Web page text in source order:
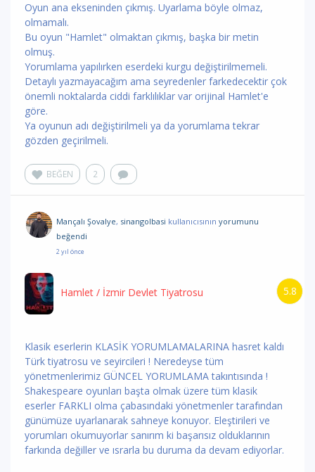
Oyun ana ekseninden çıkmış. Uyarlama böyle olmaz,
olmamalı.
Bu oyun "Hamlet" olmaktan çıkmış, başka bir metin
olmuş.
Yorumlama yapılırken eserdeki kurgu değiştirilmemeli.
Detaylı yazmayacağım ama seyredenler farkedecektir çok
önemli noktalarda ciddi farklılıklar var orijinal Hamlet'e
göre.
Ya oyunun adı değiştirilmeli ya da yorumlama tekrar
gözden geçirilmeli.
BEĞEN 2
Mançalı Şovalye, sinangolbasi kullanıcısının yorumunu
beğendi
2 yıl önce
5.8
Hamlet / İzmir Devlet Tiyatrosu
Klasik eserlerin KLASİK YORUMLAMALARINA hasret kaldı
Türk tiyatrosu ve seyircileri ! Neredeyse tüm
yönetmenlerimiz GÜNCEL YORUMLAMA takıntısında !
Shakespeare oyunları başta olmak üzere tüm klasik
eserler FARKLI olma çabasındaki yönetmenler tarafından
günümüze uyarlanarak sahneye konuyor. Eleştirileri ve
yorumları okumuyorlar sanırım ki başarısız olduklarının
farkında değiller ve ısrarla bu duruma da devam ediyorlar.